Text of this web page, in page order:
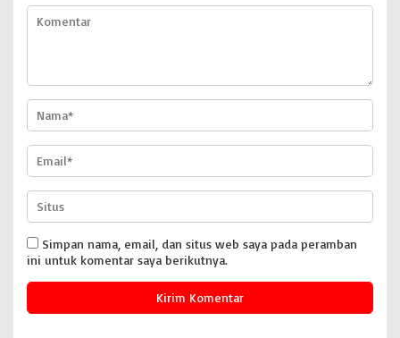
Simpan nama, email, dan situs web saya pada peramban
ini untuk komentar saya berikutnya.